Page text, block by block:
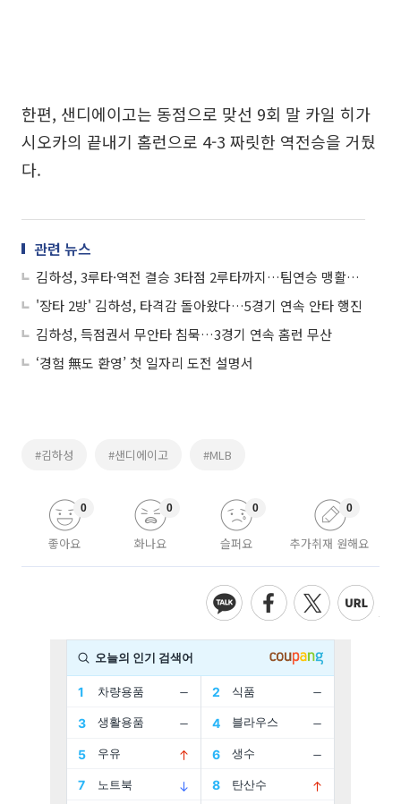
한편, 샌디에이고는 동점으로 맞선 9회 말 카일 히가
시오카의 끝내기 홈런으로 4-3 짜릿한 역전승을 거뒀
다.
관련 뉴스
김하성, 3루타·역전 결승 3타점 2루타까지…팀연승 맹활약 '펄펄'
'장타 2방' 김하성, 타격감 돌아왔다…5경기 연속 안타 행진
김하성, 득점권서 무안타 침묵…3경기 연속 홈런 무산
‘경험 無도 환영’ 첫 일자리 도전 설명서
#김하성 #샌디에이고 #MLB
좋아요
0
화나요
0
슬퍼요
0
추가취재 원해요
0